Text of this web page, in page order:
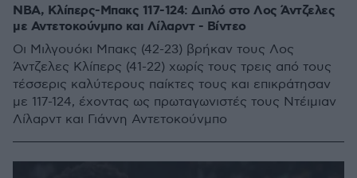
NBA, Κλίπερς-Μπακς 117-124: Διπλό στο Λος Άντζελες
με Αντετοκούνμπο και Λίλαρντ - Βίντεο
Οι Μιλγουόκι Μπακς (42-23) βρήκαν τους Λος
Άντζελες Κλίπερς (41-22) χωρίς τους τρεις από τους
τέσσερις καλύτερους παίκτες τους και επικράτησαν
με 117-124, έχοντας ως πρωταγωνιστές τους Ντέιμιαν
Λίλαρντ και Γιάννη Αντετοκούνμπο